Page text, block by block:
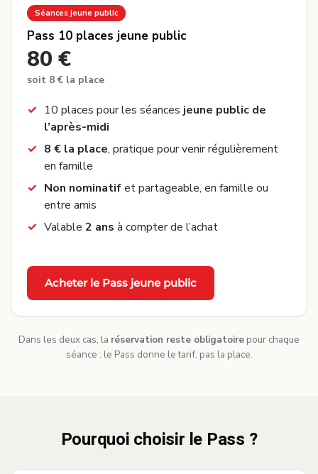
Séances jeune public
Pass 10 places jeune public
80 €
soit 8 € la place
10 places pour les séances jeune public de
l’après-midi
8 € la place, pratique pour venir régulièrement
en famille
Non nominatifet partageable, en famille ou
entre amis
Valable 2 ans à compter de l’achat
Acheter le Pass jeune public
Dans les deux cas, la réservation reste obligatoire pour chaque
séance : le Pass donne le tarif, pas la place.
Pourquoi choisir le Pass ?